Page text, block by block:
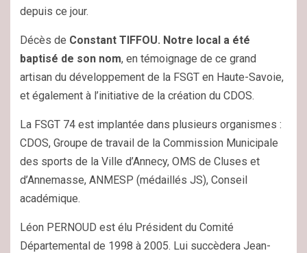
depuis ce jour.
Décès de Constant TIFFOU. Notre local a été
baptisé de son nom, en témoignage de ce grand
artisan du développement de la FSGT en Haute-Savoie,
et également à l’initiative de la création du CDOS.
La FSGT 74 est implantée dans plusieurs organismes :
CDOS, Groupe de travail de la Commission Municipale
des sports de la Ville d’Annecy, OMS de Cluses et
d’Annemasse, ANMESP (médaillés JS), Conseil
académique.
Léon PERNOUD est élu Président du Comité
Départemental de 1998 à 2005. Lui succèdera Jean-